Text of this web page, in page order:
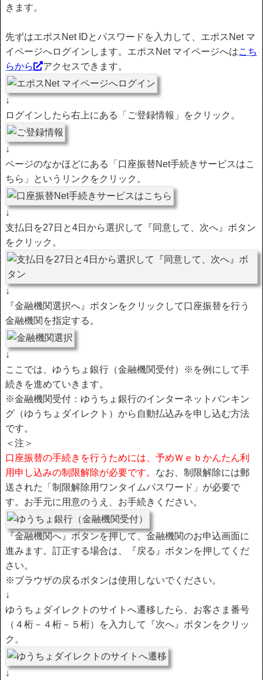
きます。
先ずはエポスNet IDとパスワードを入力して、エポスNet マ
イページへログインします。エポスNet マイページへはこち
らから
アクセスできます。
↓
ログインしたら右上にある「ご登録情報」をクリック。
↓
ページのなかほどにある「口座振替Net手続きサービスはこ
ちら」というリンクをクリック。
↓
支払日を27日と4日から選択して『同意して、次へ』ボタン
をクリック。
↓
『金融機関選択へ』ボタンをクリックして口座振替を行う
金融機関を指定する。
↓
ここでは、ゆうちょ銀行（金融機関受付）※を例にして手
続きを進めていきます。
※金融機関受付：ゆうちょ銀行のインターネットバンキン
グ（ゆうちょダイレクト）から自動払込みを申し込む方法
です。
＜注＞
口座振替の手続きを行うためには、予めＷｅｂかんたん利
用申し込みの制限解除が必要です。 なお、制限解除には郵
送された「制限解除用ワンタイムパスワード」が必要で
す。お手元に用意のうえ、お手続きください。
『金融機関へ』ボタンを押して、金融機関のお申込画面に
進みます。訂正する場合は、『戻る』ボタンを押してくだ
さい。
※ブラウザの戻るボタンは使用しないでください。
↓
ゆうちょダイレクトのサイトへ遷移したら、お客さま番号
（４桁－４桁－５桁）を入力して『次へ』ボタンをクリッ
ク。
↓